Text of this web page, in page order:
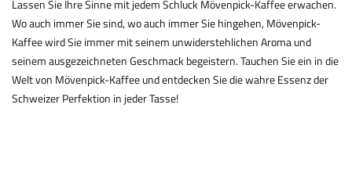
Lassen Sie Ihre Sinne mit jedem Schluck Mövenpick-Kaffee erwachen.
Wo auch immer Sie sind, wo auch immer Sie hingehen, Mövenpick-
Kaffee wird Sie immer mit seinem unwiderstehlichen Aroma und
seinem ausgezeichneten Geschmack begeistern. Tauchen Sie ein in die
Welt von Mövenpick-Kaffee und entdecken Sie die wahre Essenz der
Schweizer Perfektion in jeder Tasse!